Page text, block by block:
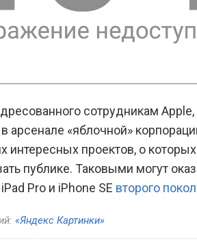
сотрудникам Apple,
арсенале «яблочной»
интересных проектов, о
публике. Таковыми могут
Pro и iPhone SE второго
«Яндекс Картинки»